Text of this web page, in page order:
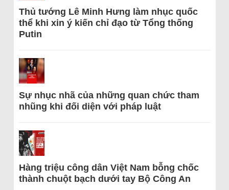
Thủ tướng Lê Minh Hưng làm nhục quốc
thể khi xin ý kiến chỉ đạo từ Tổng thống
Putin
Sự nhục nhã của những quan chức tham
nhũng khi đối diện với pháp luật
Hàng triệu công dân Việt Nam bỗng chốc
thành chuột bạch dưới tay Bộ Công An